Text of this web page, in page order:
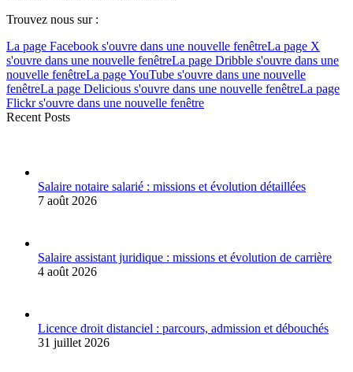
Trouvez nous sur :
La page Facebook s'ouvre dans une nouvelle fenêtreLa page X
s'ouvre dans une nouvelle fenêtreLa page Dribble s'ouvre dans une
nouvelle fenêtreLa page YouTube s'ouvre dans une nouvelle
fenêtreLa page Delicious s'ouvre dans une nouvelle fenêtreLa page
Flickr s'ouvre dans une nouvelle fenêtre
Recent Posts
Salaire notaire salarié : missions et évolution détaillées
7 août 2026
Salaire assistant juridique : missions et évolution de carrière
4 août 2026
Licence droit distanciel : parcours, admission et débouchés
31 juillet 2026